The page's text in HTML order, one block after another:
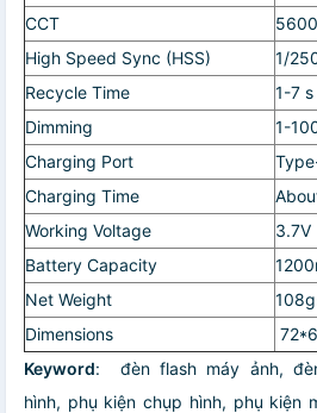
CCT
High Speed Sync (HSS)
1/
Recycle Time
1-7 s
Dimming
1-
Charging Port
Charging Time
Working Voltage
3.7V
Battery Capacity
Net Weight
Dimensions
Keyword: đèn flash máy ảnh,
hình, phụ kiện chụp hình, phụ kiện